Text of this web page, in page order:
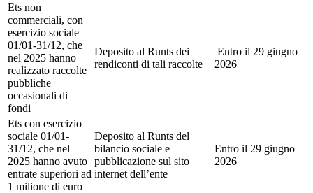
Ets non
commerciali, con
esercizio sociale
01/01-31/12, che
nel 2025 hanno
realizzato raccolte
pubbliche
occasionali di
fondi
Deposito al Runts dei
rendiconti di tali raccolte
Entro il 29 giugno
2026
Ets con esercizio
sociale 01/01-
31/12, che nel
2025 hanno avuto
entrate superiori ad
1 milione di euro
Deposito al Runts del
bilancio sociale e
pubblicazione sul sito
internet dell’ente
Entro il 29 giugno
2026